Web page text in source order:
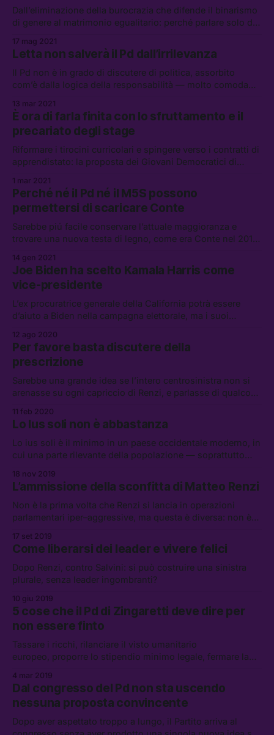
Dall’eliminazione della burocrazia che difende il binarismo
di genere al matrimonio egualitario: perché parlare solo del
l’omobitransfobia è già una sconfitta
17 mag 2021
Letta non salverà il Pd dall’irrilevanza
Il Pd non è in grado di discutere di politica, assorbito
com’è dalla logica della responsabilità — molto comoda
13 mar 2021
È ora di farla finita con lo sfruttamento e il
precariato degli stage
Riformare i tirocini curricolari e spingere verso i contratti di
apprendistato: la proposta dei Giovani Democratici di
giovani nel mondo del lavoro. Ma il Pd è all’ascolto?
1 mar 2021
Perché né il Pd né il M5S possono
permettersi di scaricare Conte
Sarebbe piú facile conservare l’attuale maggioranza e
trovare una nuova testa di legno, come era Conte nel 2018,
attorno al presidente del Consiglio
14 gen 2021
Joe Biden ha scelto Kamala Harris come
vice-presidente
L’ex procuratrice generale della California potrà essere
d’aiuto a Biden nella campagna elettorale, ma i suoi
più progressisti
12 ago 2020
Per favore basta discutere della
prescrizione
Sarebbe una grande idea se l’intero centrosinistra non si
arenasse su ogni capriccio di Renzi, e parlasse di qualcosa
11 feb 2020
Lo Ius soli non è abbastanza
Lo ius soli è il minimo in un paese occidentale moderno, in
cui una parte rilevante della popolazione — soprattutto
18 nov 2019
L’ammissione della sconfitta di Matteo Renzi
Non è la prima volta che Renzi si lancia in operazioni
parlamentari iper–aggressive, ma questa è diversa: non è
scommessa al ribasso, accettando di non contare più nulla
dentro il primo partito di centrosinistra del paese.
17 set 2019
Come liberarsi dei leader e vivere felici
Dopo Renzi, contro Salvini: si può costruire una sinistra
plurale, senza leader ingombranti?
10 giu 2019
5 cose che il Pd di Zingaretti deve dire per
non essere finto
Tassare i ricchi, rilanciare il visto umanitario
europeo, proporre lo stipendio minimo legale, fermare la
sessista.
4 mar 2019
Dal congresso del Pd non sta uscendo
nessuna proposta convincente
Dopo aver aspettato troppo a lungo, il Partito arriva al